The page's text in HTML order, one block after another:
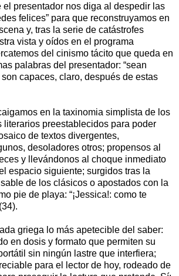
el presentador nos diga al despedir las
felices” para que reconstruyamos en
y, tras la serie de catástrofes
vista y oídos en el programa
del cinismo tácito que queda en
palabras del presentador: “sean
son capaces, claro, después de estas
en la taxinomia simplista de los
literarios preestablecidos para poder
de textos divergentes,
desoladores otros; propensos al
y llevándonos al choque inmediato
espacio siguiente; surgidos tras la
de los clásicos o apostados con la
pie de playa: “¡Jessica!: como te
griega lo más apetecible del saber:
en dosis y formato que permiten su
sin ningún lastre que interfiera;
para el lector de hoy, rodeado de